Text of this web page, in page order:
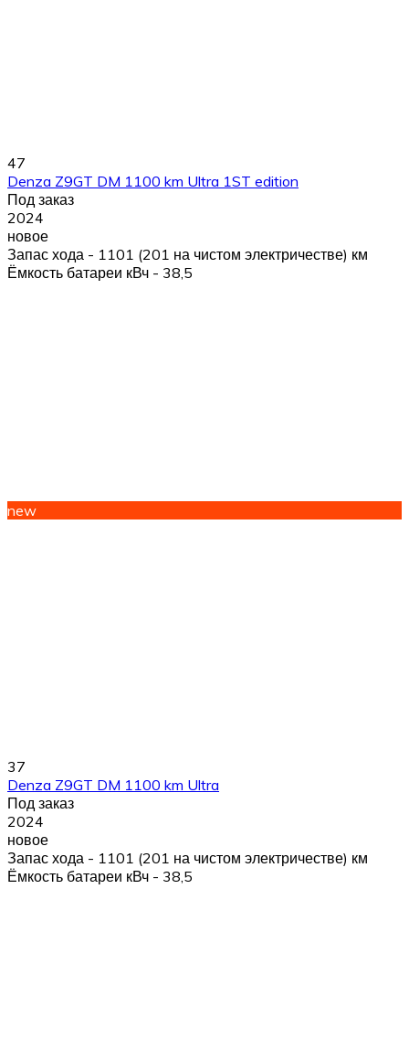
47
Denza Z9GT DM 1100 km Ultra 1ST edition
Под заказ
2024
новое
Запас хода - 1101 (201 на чистом электричестве) км
Ёмкость батареи кВч - 38,5
new
37
Denza Z9GT DM 1100 km Ultra
Под заказ
2024
новое
Запас хода - 1101 (201 на чистом электричестве) км
Ёмкость батареи кВч - 38,5